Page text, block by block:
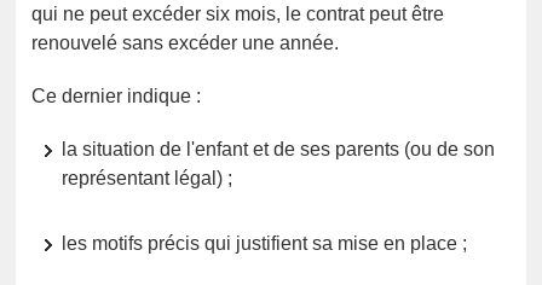
qui ne peut excéder six mois, le contrat peut être
renouvelé sans excéder une année.
Ce dernier indique :
la situation de l'enfant et de ses parents (ou de son
représentant légal) ;
les motifs précis qui justifient sa mise en place ;